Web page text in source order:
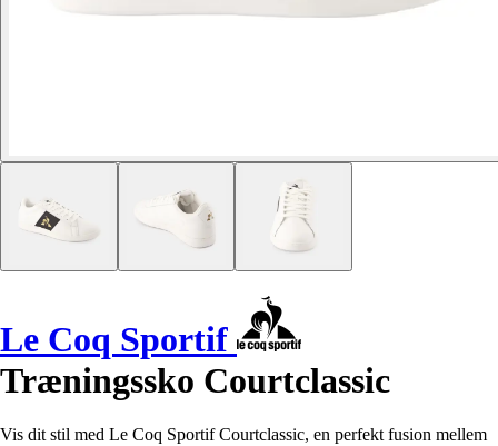
Le Coq Sportif
Træningssko Courtclassic
Vis dit stil med Le Coq Sportif Courtclassic, en perfekt fusion mellem